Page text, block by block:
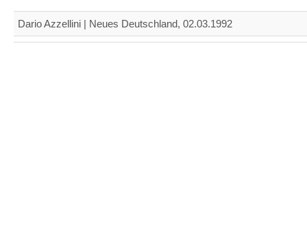
Dario Azzellini | Neues Deutschland, 02.03.1992